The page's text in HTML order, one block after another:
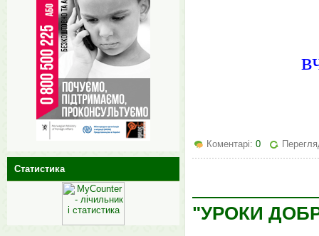
Коментарі: 0
"УРОКИ
Статистика